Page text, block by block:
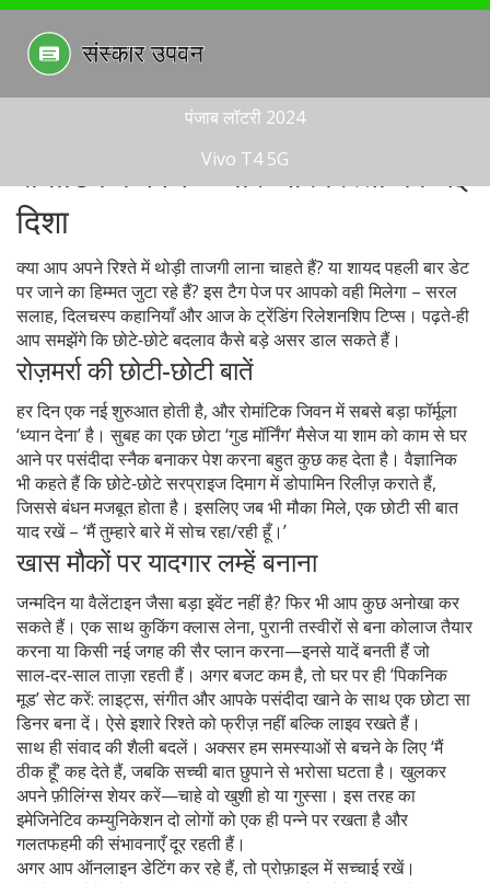
पंजाब लॉटरी 2024
Vivo T4 5G
रोमांटिक जिवन - प्यार और रिश्तों की नई
दिशा
क्या आप अपने रिश्ते में थोड़ी ताजगी लाना चाहते हैं? या शायद पहली बार डेट
पर जाने का हिम्मत जुटा रहे हैं? इस टैग पेज पर आपको वही मिलेगा – सरल
सलाह, दिलचस्प कहानियाँ और आज के ट्रेंडिंग रिलेशनशिप टिप्स। पढ़ते‑ही
आप समझेंगे कि छोटे‑छोटे बदलाव कैसे बड़े असर डाल सकते हैं।
रोज़मर्रा की छोटी‑छोटी बातें
हर दिन एक नई शुरुआत होती है, और रोमांटिक जिवन में सबसे बड़ा फॉर्मूला
‘ध्यान देना’ है। सुबह का एक छोटा ‘गुड मॉर्निंग’ मैसेज या शाम को काम से घर
आने पर पसंदीदा स्नैक बनाकर पेश करना बहुत कुछ कह देता है। वैज्ञानिक
भी कहते हैं कि छोटे‑छोटे सरप्राइज दिमाग में डोपामिन रिलीज़ कराते हैं,
जिससे बंधन मजबूत होता है। इसलिए जब भी मौका मिले, एक छोटी सी बात
याद रखें – ‘मैं तुम्हारे बारे में सोच रहा/रही हूँ।’
खास मौकों पर यादगार लम्हें बनाना
जन्मदिन या वैलेंटाइन जैसा बड़ा इवेंट नहीं है? फिर भी आप कुछ अनोखा कर
सकते हैं। एक साथ कुकिंग क्लास लेना, पुरानी तस्वीरों से बना कोलाज तैयार
करना या किसी नई जगह की सैर प्लान करना—इनसे यादें बनती हैं जो
साल‑दर‑साल ताज़ा रहती हैं। अगर बजट कम है, तो घर पर ही ‘पिकनिक
मूड’ सेट करें: लाइट्स, संगीत और आपके पसंदीदा खाने के साथ एक छोटा सा
डिनर बना दें। ऐसे इशारे रिश्ते को फ्रीज़ नहीं बल्कि लाइव रखते हैं।
साथ ही संवाद की शैली बदलें। अक्सर हम समस्याओं से बचने के लिए ‘मैं
ठीक हूँ’ कह देते हैं, जबकि सच्ची बात छुपाने से भरोसा घटता है। खुलकर
अपने फ़ीलिंग्स शेयर करें—चाहे वो खुशी हो या गुस्सा। इस तरह का
इमेजिनेटिव कम्युनिकेशन दो लोगों को एक ही पन्ने पर रखता है और
गलतफहमी की संभावनाएँ दूर रहती हैं।
अगर आप ऑनलाइन डेटिंग कर रहे हैं, तो प्रोफ़ाइल में सच्चाई रखें।